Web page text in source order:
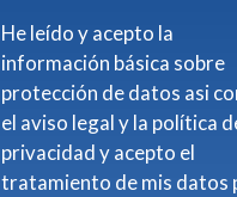
He leído y acepto la
información básica sobre
protección de datos asi como
el aviso legal y la política de
privacidad y acepto el
tratamiento de mis datos